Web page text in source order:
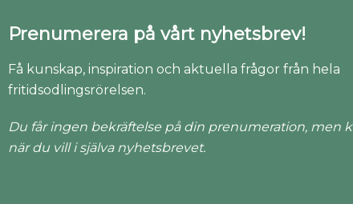
Prenumerera på vårt nyhetsbrev!
Få kunskap, inspiration och aktuella frågor från hela
fritidsodlingsrörelsen.
Du får ingen bekräftelse på din prenumeration, men
när du vill i själva nyhetsbrevet.